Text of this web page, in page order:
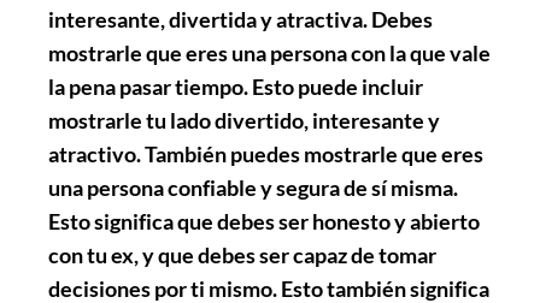
interesante, divertida y atractiva. Debes
mostrarle que eres una persona con la que vale
la pena pasar tiempo. Esto puede incluir
mostrarle tu lado divertido, interesante y
atractivo. También puedes mostrarle que eres
una persona confiable y segura de sí misma.
Esto significa que debes ser honesto y abierto
con tu ex, y que debes ser capaz de tomar
decisiones por ti mismo. Esto también significa